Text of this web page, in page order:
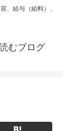
、給与（給料）、
むブログ